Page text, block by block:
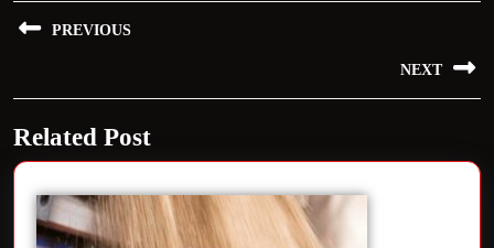
PREVIOUS
NEXT
Related Post